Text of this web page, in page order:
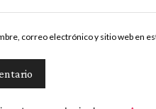
correo electrónico y sitio web en